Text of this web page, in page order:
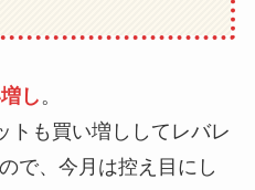
し。
トも買い増ししてレバレ
で、今月は控え目にし